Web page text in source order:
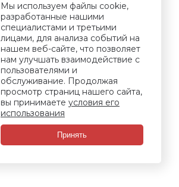
Мы используем файлы cookie,
разработанные нашими
специалистами и третьими
лицами, для анализа событий на
нашем веб-сайте, что позволяет
нам улучшать взаимодействие с
пользователями и
обслуживание. Продолжая
просмотр страниц нашего сайта,
вы принимаете условия его
использования
Принять